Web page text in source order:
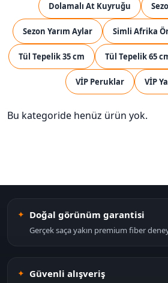
Dolamalı At Kuyruğu
Sezon Yarım Aylar Simli Afrika
Tül Tepelik 35 cm Tül Tepelik 65
VİP Peruklar VİP
Bu kategoride henüz ürün yok.
Doğal görünüm garantisi
Gerçek saça yakın premium fiber
Güvenli alışveriş